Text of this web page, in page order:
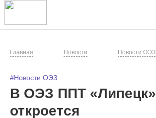
Главная Новости Новости ОЭЗ
#Новости ОЭЗ
В ОЭЗ ППТ «Липецк»
откроется